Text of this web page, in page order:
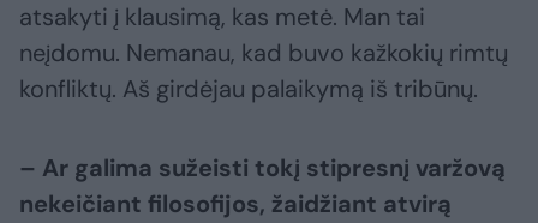
atsakyti į klausimą, kas metė. Man tai
neįdomu. Nemanau, kad buvo kažkokių rimtų
konfliktų. Aš girdėjau palaikymą iš tribūnų.
– Ar galima sužeisti tokį stipresnį varžovą
nekeičiant filosofijos, žaidžiant atvirą